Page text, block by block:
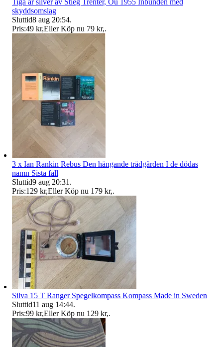
skyddsomslag
Sluttid8 aug 20:54.
Pris:49 kr,Eller Köp nu 79 kr,.
3 x Ian Rankin Rebus Den hängande trädgården I de dödas
namn Sista fall
Sluttid9 aug 20:31 .
Pris:129 kr,Eller Köp nu 179 kr,.
Silva 15 T Ranger Spegelkompass Kompass Made in Sweden
Sluttid11 aug 14:44.
Pris:99 kr,Eller Köp nu 129 kr,.